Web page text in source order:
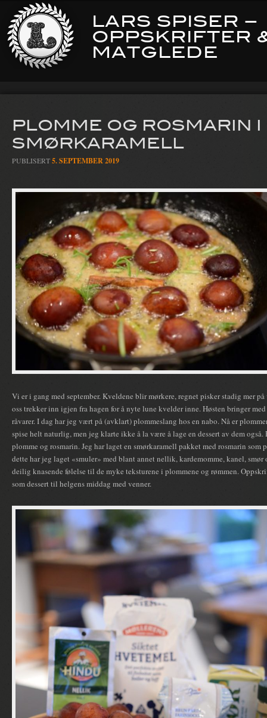
LARS SPISER –
OPPSKRIFTER
MATGLEDE
PLOMME OG ROSMARIN I
SMØRKARAMELL
PUBLISERT5. SEPTEMBER 2019
Vi er i gang med september. Kveldene blir mørkere, regnet pisker stadig mer
oss trekker inn igjen fra hagen for å nyte lune kvelder inne. Høsten bringer
råvarer. I dag har jeg vært på (avklart) plommeslang hos en nabo. Nå er
spise helt naturlig, men jeg klarte ikke å la være å lage en dessert av dem
plomme og rosmarin. Jeg har laget en smørkaramell pakket med rosmarin som
dette har jeg laget «smuler» med blant annet nellik, kardemomme, kanel, smør
deilig knasende følelse til de myke teksturene i plommene og rømmen.
som dessert til helgens middag med venner.